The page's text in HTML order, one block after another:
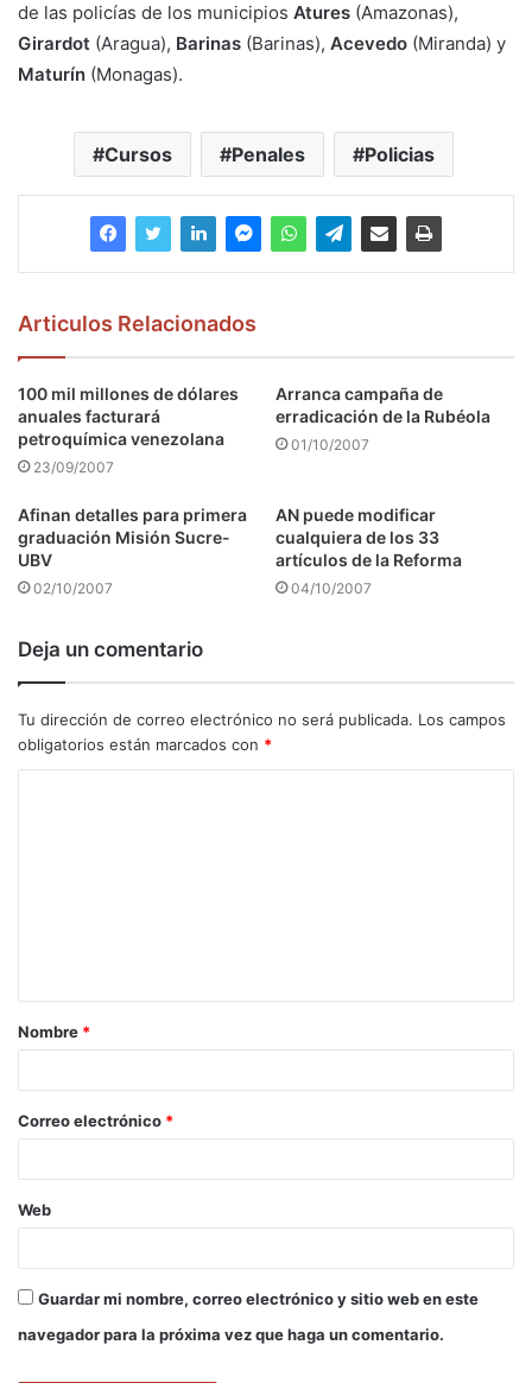
de las policías de los municipios Atures (Amazonas),
Girardot (Aragua), Barinas (Barinas), Acevedo (Miranda) y
Maturín (Monagas).
Cursos Penales Policias
Articulos Relacionados
100 mil millones de dólares
anuales facturará
petroquímica venezolana
23/09/2007
Arranca campaña de
erradicación de la Rubéola
01/10/2007
Afinan detalles para primera
graduación Misión Sucre-
UBV
02/10/2007
AN puede modificar
cualquiera de los 33
artículos de la Reforma
04/10/2007
Deja un comentario
Tu dirección de correo electrónico no será publicada. Los campos
obligatorios están marcados con *
a
r
*
Nombre *
Correo electrónico *
Web
Guardar mi nombre, correo electrónico y sitio web en este
navegador para la próxima vez que haga un comentario.